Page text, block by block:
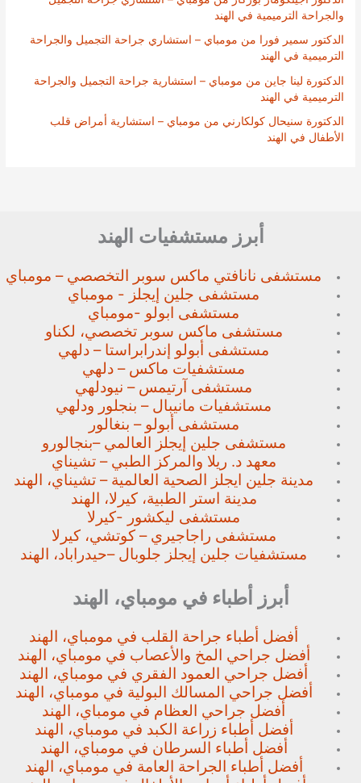
والجراحة الترميمية في الهند
الدكتور سمير فورا من مومباي – استشاري جراحة التجميل والجراحة
الترميمية في الهند
الدكتورة لينا جاين من مومباي – استشارية جراحة التجميل والجراحة
الترميمية في الهند
الدكتورة سنيحال كولكارني من مومباي – استشارية أمراض قلب
الأطفال في الهند
أبرز مستشفيات الهند
مستشفى نانافتي ماكس سوبر التخصصي – مومباي
مستشفى جلين إيجلز - مومباي
مستشفى ابولو -مومباي
مستشفى ماكس سوبر تخصصي، لكناو
مستشفى أبولو إندرابراستا – دلهي
مستشفيات ماكس – دلهي
مستشفى آرتيمس – نيودلهي
مستشفيات مانيبال – بنجلور ودلهي
مستشفى أبولو – بنغالور
مستشفى جلين إيجلز العالمي –بنجالورو
معهد د. ريلا والمركز الطبي – تشيناي
مدينة جلين ايجلز الصحية العالمية – تشيناي، الهند
مدينة استر الطبية، كيرلا، الهند
مستشفى ليكشور -كيرلا
مستشفى راجاجيري – كوتشي، كيرلا
مستشفيات جلين إيجلز جلوبال –حيدراباد، الهند
أبرز أطباء في مومباي، الهند
أفضل أطباء جراحة القلب في مومباي، الهند
أفضل جراحي المخ والأعصاب في مومباي، الهند
أفضل جراحي العمود الفقري في مومباي، الهند
أفضل جراحي المسالك البولية في مومباي، الهند
أفضل جراحي العظام في مومباي، الهند
أفضل أطباء زراعة الكبد في مومباي، الهند
أفضل أطباء السرطان في مومباي، الهند
أفضل أطباء الجراحة العامة في مومباي، الهند